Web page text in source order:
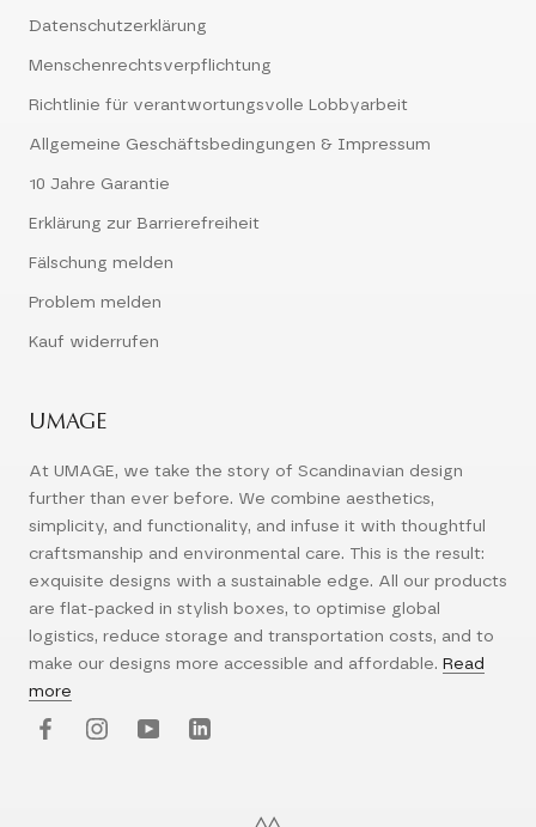
Datenschutzerklärung
Menschenrechtsverpflichtung
Richtlinie für verantwortungsvolle Lobbyarbeit
Allgemeine Geschäftsbedingungen & Impressum
10 Jahre Garantie
Erklärung zur Barrierefreiheit
Fälschung melden
Problem melden
Kauf widerrufen
UMAGE
At UMAGE, we take the story of Scandinavian design
further than ever before. We combine aesthetics,
simplicity, and functionality, and infuse it with thoughtful
craftsmanship and environmental care. This is the result:
exquisite designs with a sustainable edge. All our products
are flat-packed in stylish boxes, to optimise global
logistics, reduce storage and transportation costs, and to
make our designs more accessible and affordable. Read
more